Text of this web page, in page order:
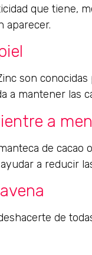
que tiene,
aparecer.
son
a mantener las
a
de
a reducir
de